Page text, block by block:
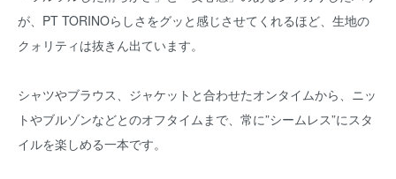
が、PT TORINOらしさをグッと感じさせてくれるほど、生地の
クォリティは抜きん出ています。
シャツやブラウス、ジャケットと合わせたオンタイムから、ニッ
トやブルゾンなどとのオフタイムまで、常に”シームレス”にスタ
イルを楽しめる一本です。